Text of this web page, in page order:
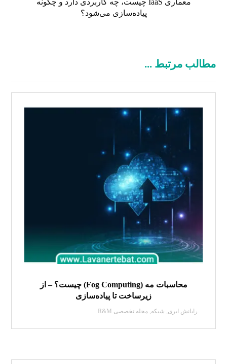
معماری IaaS چیست، چه کاربردی دارد و چگونه
پیاده‌سازی می‌شود؟
مطالب مرتبط ...
محاسبات مه (Fog Computing) چیست؟ – از
زیرساخت تا پیاده‌سازی
رایانش ابری, شبکه,مجله تخصصی R&M